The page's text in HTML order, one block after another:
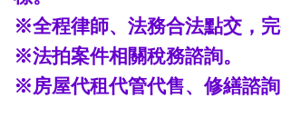
※全程律師、法務合法點交，完
※法拍案件相關稅務諮詢。
※房屋代租代管代售、修繕諮詢